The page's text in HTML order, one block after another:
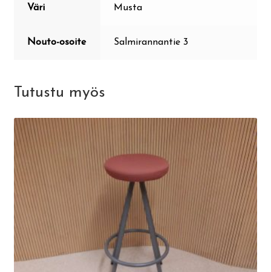
Väri Musta
Nouto-osoite Salmirannantie 3
Tutustu myös